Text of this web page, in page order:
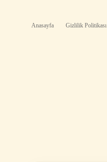
Anasayfa Gizlilik Politikası